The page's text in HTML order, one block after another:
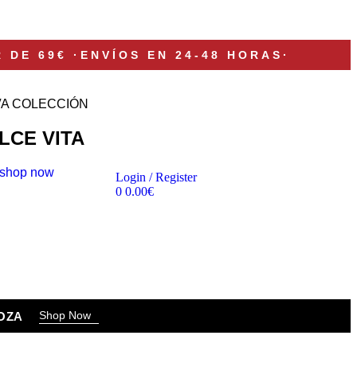
DE 69€ · ENVÍOS EN 24-48 HORAS ·
COLECCIÓN
VITA
shop now
Login / Register
0 0.00€
Shop Now